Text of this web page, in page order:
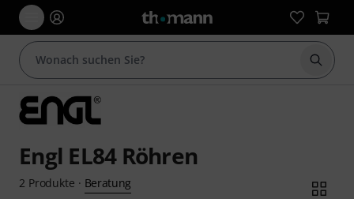
Suche
Engl EL84 Röhren
2 Produkte · Beratung